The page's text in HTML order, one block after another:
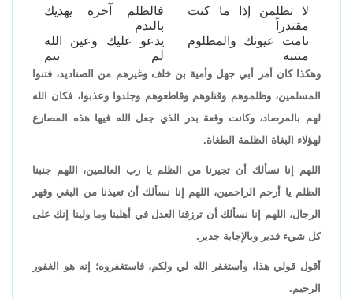
لا تظلمن إذا ما كنت
مقتدراً
فالظلم آخره يهديك
بالندم
نامت عيونك والمظلوم
منتبه
يدعو عليك وعين الله
لم تنم
وهكذا كان أمر أبي جهل وأمية بن خلف وغيرهم من الصناديد، فتنوا
المسلمين، وظلموهم وقتلوهم وقاطعوهم وجلدوا وعذبوا، فكان الله
لهم بالمرصاد، وكانت وقعة بدر الذي جعل الله فيها هذه المصارع
لهؤلاء البغاة الظلمة الطغاة.
اللهم إنا نسألك أن تجيرنا من الظلم يا رب العالمين، اللهم جنبنا
الظلم يا أرحم الراحمين، اللهم إنا نسألك أن تعيذنا من البغي وقهر
الرجال، اللهم إنا نسألك أن ترزقنا العدل في أهلينا وما ولينا إنك على
كل شيء قدير وبالإجابة جدير.
أقول قولي هذا، وأستغفر الله لي ولكم، فاستغفروه؛ إنه هو الغفور
الرحيم.